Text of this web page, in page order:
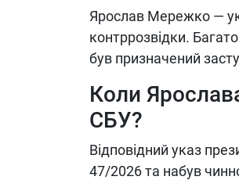
Ярослав Мережко —
контррозвідки.
був призначений
Коли
СБУ?
Відповідний указ
47/2026 та набув